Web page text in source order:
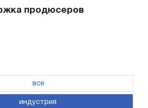
продюсеров
все
индустрия